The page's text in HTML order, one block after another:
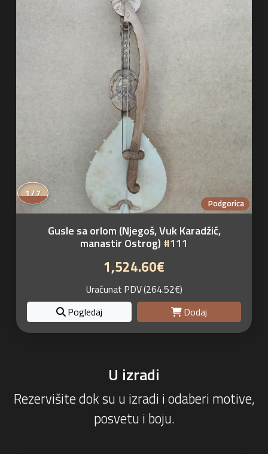
Podgorica
1 / 7
Gusle sa orlom (Njegoš, Vuk Karadžić,
manastir Ostrog) #111
1,524.60€
Uračunat PDV (264.52€)
Pogledaj
Dodaj
U izradi
Rezervišite dok su u izradi i odaberi motive,
posvetu i boju.